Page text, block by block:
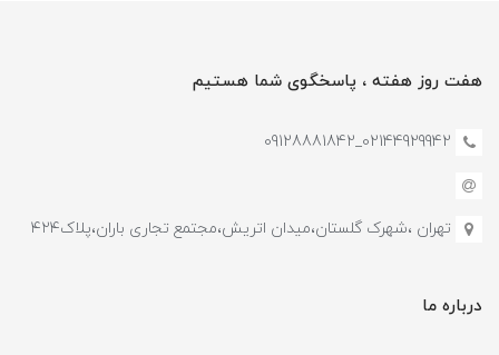
هفت روز هفته ، پاسخگوی شما هستیم
02144929942_09128881842
تهران ،شهرک گلستان،میدان اتریش،مجتمع تجاری باران،پلاک۴۲۴
درباره ما